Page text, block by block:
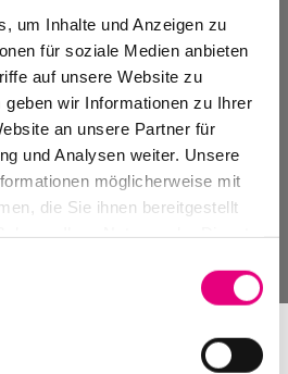
um Inhalte und Anzeigen zu
für soziale Medien anbieten
auf unsere Website zu
wir Informationen zu Ihrer
an unsere Partner für
und Analysen weiter. Unsere
möglicherweise mit
die Sie ihnen bereitgestellt